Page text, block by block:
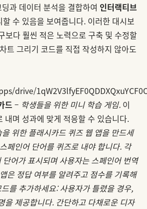
과 데이터 분석을 결합하여 인터랙티브
할 수 있음을 보여줍니다. 이러한 대시보
보다 훨씬 적은 노력으로 구축 및 수정할
트 그리기 코드를 직접 작성하지 않아도
drive/
드 – 학생들을 위한 미니 학습 게임. 이
내며 성과에 맞게 적응할 수 있습니다.
을 위한 플래시카드 퀴즈 웹 앱을 만드세
페인어 단어를 퀴즈로 내야 합니다. 각
어가 표시되며 사용자는 스페인어 번역
은 정답 여부를 알려주고 점수를 기록해
를 추가하세요: 사용자가 틀렸을 경우,
을 제공합니다. 간단하고 다채로운 디자